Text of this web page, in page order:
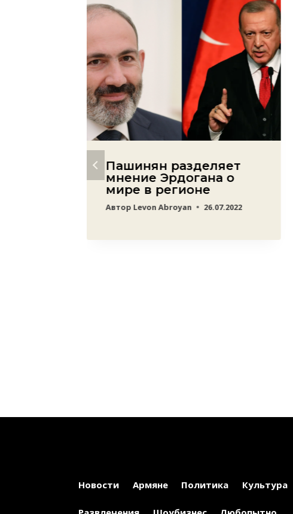
Пашинян разделяет
мнение Эрдогана о
мире в регионе
Автор Levon Abroyan 26.07.2022
Новости Армяне Политика Культура